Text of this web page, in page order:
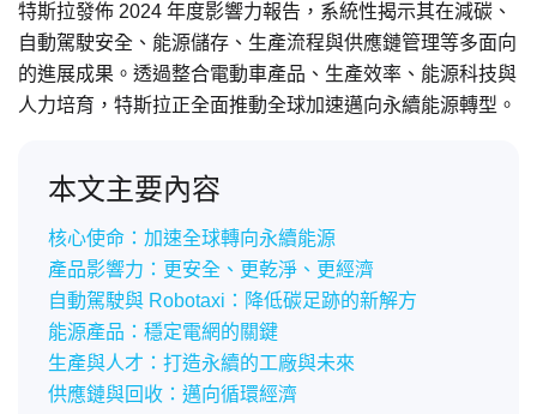
特斯拉發佈 2024 年度影響力報告，系統性揭示其在減碳、
自動駕駛安全、能源儲存、生產流程與供應鏈管理等多面向
的進展成果。透過整合電動車產品、生產效率、能源科技與
人力培育，特斯拉正全面推動全球加速邁向永續能源轉型。
本文主要內容
核心使命：加速全球轉向永續能源
產品影響力：更安全、更乾淨、更經濟
自動駕駛與 Robotaxi：降低碳足跡的新解方
能源產品：穩定電網的關鍵
生產與人才：打造永續的工廠與未來
供應鏈與回收：邁向循環經濟